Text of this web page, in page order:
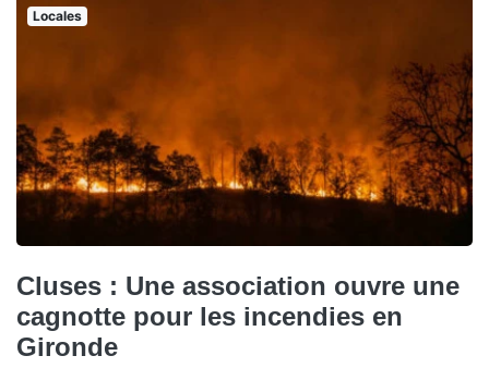
Locales
Cluses : Une association ouvre une
cagnotte pour les incendies en
Gironde